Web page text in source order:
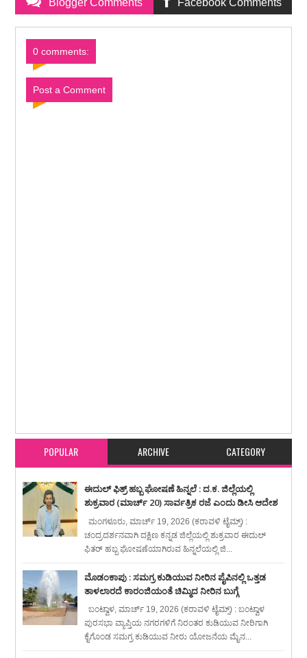
0 comments:
Post a Comment
POPULAR ARCHIVE CATEGORY
ಈದುಲ್ ಫಿತ್ರ್ ಹಬ್ಬ ಘೋಷಣೆ ಹಿನ್ನಲೆ : ದ.ಕ. ಜಿಲ್ಲೆಯಲ್ಲಿ
ಶುಕ್ರವಾರ (ಮಾರ್ಚ್ 20) ಸಾರ್ವತ್ರಿಕ ರಜೆ ಎಂದು ಡೀಸಿ ಆದೇಶ
ಮಂಗಳೂರು, ಮಾರ್ಚ್ 19, 2026 (ಕರಾವಳಿ ಟೈಮ್ಸ್) :
ಚಂದ್ರದರ್ಶನವಾಗಿ ದಕ್ಷಿಣ ಕನ್ನಡ ಜಿಲ್ಲೆಯಲ್ಲಿ ಶುಕ್ರವಾರ ಈದುಲ್
ಫಿತರ್ ಹಬ್ಬ ಘೋಷಣೆಯಾಗಿರುವ ಹಿನ್ನಲೆಯಲ್ಲಿ ಜಿ...
ಮೊಡಂಕಾಪು : ಸಮಗ್ರ ಕುಡಿಯುವ ನೀರಿನ ಪೈಪಿನಲ್ಲಿ ಒತ್ತಡ
ತಾಳಲಾರದೆ ಕಾರಂಜಿಯಂತೆ ಚಿಮ್ಮಿದ ನೀರಿನ ಬುಗ್ಗೆ
ಬಂಟ್ವಾಳ, ಮಾರ್ಚ್ 19, 2026 (ಕರಾವಳಿ ಟೈಮ್ಸ್) : ಬಂಟ್ವಾಳ
ಪುರಸಭಾ ವ್ಯಾಪ್ತಿಯ ನಗರಗಳಿಗೆ ನಿರಂತರ ಕುಡಿಯುವ ನೀರಿಗಾಗಿ
ಕೈಗೊಂಡ ಸಮಗ್ರ ಕುಡಿಯುವ ನೀರು ಯೋಜನೆಯ ಮೈನ...